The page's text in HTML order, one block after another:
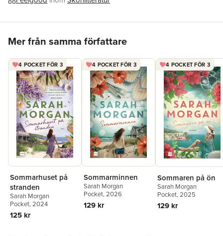
Mer från samma författare
4 POCKET FÖR 3
Sommarhuset på
stranden
Sarah Morgan
Pocket, 2024
125 kr
4 POCKET FÖR 3
Sommarminnen
Sarah Morgan
Pocket, 2026
129 kr
4 POCKET FÖR 3
Sommaren på ön
Sarah Morgan
Pocket, 2025
129 kr